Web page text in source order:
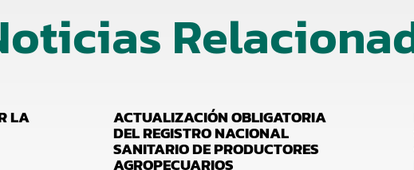
LA ACTUALIZACIÓN OBLIGATORIA
DEL REGISTRO NACIONAL
SANITARIO DE PRODUCTORES
AGROPECUARIOS